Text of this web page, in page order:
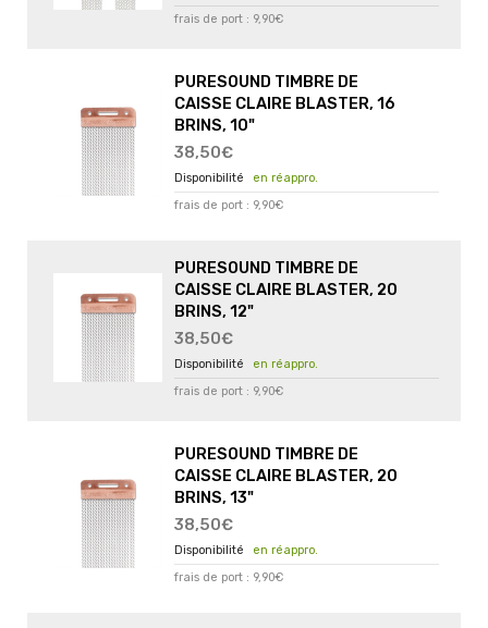
frais de port : 9,90€
PURESOUND TIMBRE DE
CAISSE CLAIRE BLASTER, 16
BRINS, 10"
38,50€
en réappro.
frais de port : 9,90€
PURESOUND TIMBRE DE
CAISSE CLAIRE BLASTER, 20
BRINS, 12"
38,50€
en réappro.
frais de port : 9,90€
PURESOUND TIMBRE DE
CAISSE CLAIRE BLASTER, 20
BRINS, 13"
38,50€
en réappro.
frais de port : 9,90€